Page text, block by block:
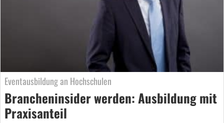
Eventausbildung an Hochschulen
Brancheninsider werden: Ausbildung mit
Praxisanteil